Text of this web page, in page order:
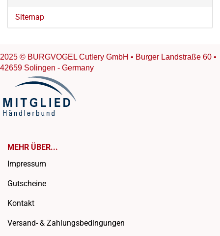
Sitemap
2025 © BURGVOGEL Cutlery GmbH • Burger Landstraße 60 •
42659 Solingen - Germany
MEHR ÜBER...
Impressum
Gutscheine
Kontakt
Versand- & Zahlungsbedingungen